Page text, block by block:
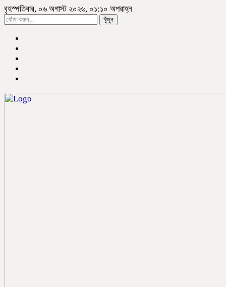
বৃহস্পতিবার, ০৬ অগাস্ট ২০২৬, ০১:১০ অপরাহ্ন
খুঁজুন